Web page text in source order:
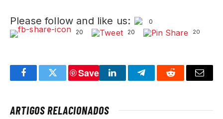
Please follow and like us:
0
20
20 20
FacebookTwitter
Save
LinkedInTelegramReddit Email
ARTIGOS RELACIONADOS